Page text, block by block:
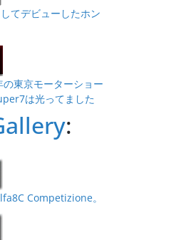
てデビューしたホン
東京モーターショー
は光ってました
:
Competizione。